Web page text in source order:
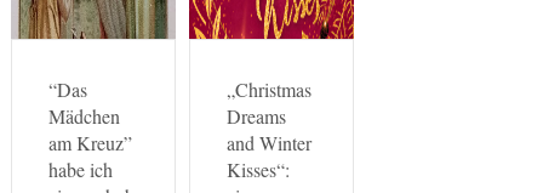
“Das
Mädchen
am Kreuz”
habe ich
„Christmas
Dreams
and Winter
Kisses“: